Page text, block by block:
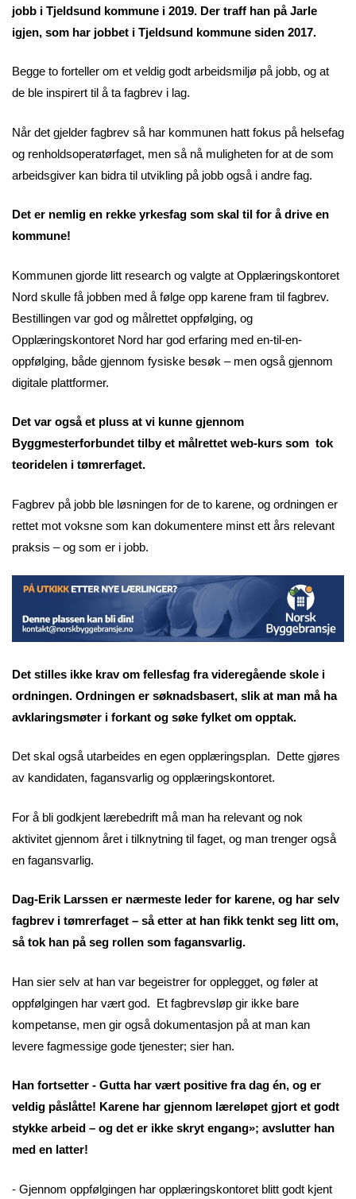
jobb i Tjeldsund kommune i 2019. Der traff han på Jarle
igjen, som har jobbet i Tjeldsund kommune siden 2017.
Begge to forteller om et veldig godt arbeidsmiljø på jobb, og at
de ble inspirert til å ta fagbrev i lag.
Når det gjelder fagbrev så har kommunen hatt fokus på helsefag
og renholdsoperatørfaget, men så nå muligheten for at de som
arbeidsgiver kan bidra til utvikling på jobb også i andre fag.
Det er nemlig en rekke yrkesfag som skal til for å drive en
kommune!
Kommunen gjorde litt research og valgte at Opplæringskontoret
Nord skulle få jobben med å følge opp karene fram til fagbrev.
Bestillingen var god og målrettet oppfølging, og
Opplæringskontoret Nord har god erfaring med en-til-en-
oppfølging, både gjennom fysiske besøk – men også gjennom
digitale plattformer.
Det var også et pluss at vi kunne gjennom
Byggmesterforbundet tilby et målrettet web-kurs som tok
teoridelen i tømrerfaget.
Fagbrev på jobb ble løsningen for de to karene, og ordningen er
rettet mot voksne som kan dokumentere minst ett års relevant
praksis – og som er i jobb.
Det stilles ikke krav om fellesfag fra videregående skole i
ordningen. Ordningen er søknadsbasert, slik at man må ha
avklaringsmøter i forkant og søke fylket om opptak.
Det skal også utarbeides en egen opplæringsplan. Dette gjøres
av kandidaten, fagansvarlig og opplæringskontoret.
For å bli godkjent lærebedrift må man ha relevant og nok
aktivitet gjennom året i tilknytning til faget, og man trenger også
en fagansvarlig.
Dag-Erik Larssen er nærmeste leder for karene, og har selv
fagbrev i tømrerfaget – så etter at han fikk tenkt seg litt om,
så tok han på seg rollen som fagansvarlig.
Han sier selv at han var begeistrer for opplegget, og føler at
oppfølgingen har vært god. Et fagbrevsløp gir ikke bare
kompetanse, men gir også dokumentasjon på at man kan
levere fagmessige gode tjenester; sier han.
Han fortsetter - Gutta har vært positive fra dag én, og er
veldig påslåtte! Karene har gjennom læreløpet gjort et godt
stykke arbeid – og det er ikke skryt engang»; avslutter han
med en latter!
- Gjennom oppfølgingen har opplæringskontoret blitt godt kjent